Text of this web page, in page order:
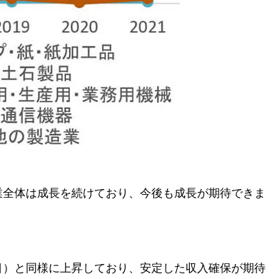
体は成長を続けており、今後も成長が期待できま
と同様に上昇しており、安定した収入確保が期待